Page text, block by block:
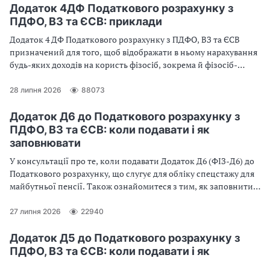
на що звернути увагу, щоб уникнути типових помилок, та які
зміни необхідно врахувати під час звітування — розглянемо у
Додаток 4ДФ Податкового розрахунку з
ПДФО, ВЗ та ЄСВ: приклади
Додаток 4 ДФ Податкового розрахунку з ПДФО, ВЗ та ЄСВ
призначений для того, щоб відображати в ньому нарахування
будь-яких доходів на користь фізосіб, зокрема й фізосіб-
звітності та розглянемо приклади заповнення Додатка 4ДФ
28 липня 2026 88073
Додаток Д6 до Податкового розрахунку з
ПДФО, ВЗ та ЄСВ: коли подавати і як
заповнювати
У консультації про те, коли подавати Додаток Д6 (ФІЗ-Д6) до
Податкового розрахунку, що слугує для обліку спецстажу для
майбутньої пенсії. Також ознайомитеся з тим, як заповнити
типових ситуацій
27 липня 2026 22940
Додаток Д5 до Податкового розрахунку з
ПДФО, ВЗ та ЄСВ: коли подавати і як